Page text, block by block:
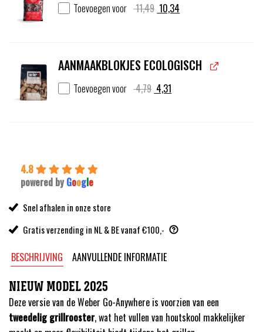
Toevoegen voor 11,49 Oorspronkelijke
prijs
10,34
prijs
AANMAAKBLOKJES ECOLOGISCH
Toevoegen voor 4,79 Oorspronkelijke
prijs
4,31
prijs
4.8
powered by Google
Snel afhalen in onze store
Gratis verzending in NL & BE vanaf €100,-
BESCHRIJVING AANVULLENDE INFORMATIE
NIEUW MODEL 2025
Deze versie van de Weber Go-Anywhere is voorzien van een
tweedelig grillrooster, wat het vullen van houtskool makkelijker